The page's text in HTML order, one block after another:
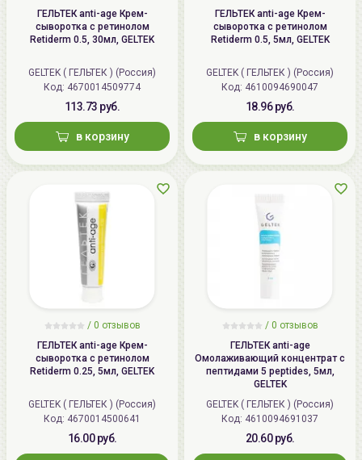
ГЕЛЬТЕК anti-age Крем-
сыворотка с ретинолом
Retiderm 0.5, 30мл, GELTEK
GELTEK ( ГЕЛЬТЕК ) (Россия)
Код: 4670014509774
113.73 руб.
в корзину
ГЕЛЬТЕК anti-age Крем-
сыворотка с ретинолом
Retiderm 0.5, 5мл, GELTEK
GELTEK ( ГЕЛЬТЕК ) (Россия)
Код: 4610094690047
18.96 руб.
в корзину
/ 0 отзывов
ГЕЛЬТЕК anti-age Крем-
сыворотка с ретинолом
Retiderm 0.25, 5мл, GELTEK
GELTEK ( ГЕЛЬТЕК ) (Россия)
Код: 4670014500641
16.00 руб.
/ 0 отзывов
ГЕЛЬТЕК anti-age
Омолаживающий концентрат с
пептидами 5 peptides, 5мл,
GELTEK
GELTEK ( ГЕЛЬТЕК ) (Россия)
Код: 4610094691037
20.60 руб.